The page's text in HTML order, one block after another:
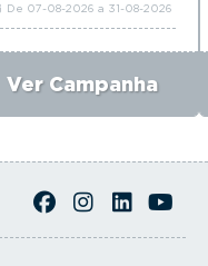
De 07-08-2026 a 31-08-2026
Ver Campanha